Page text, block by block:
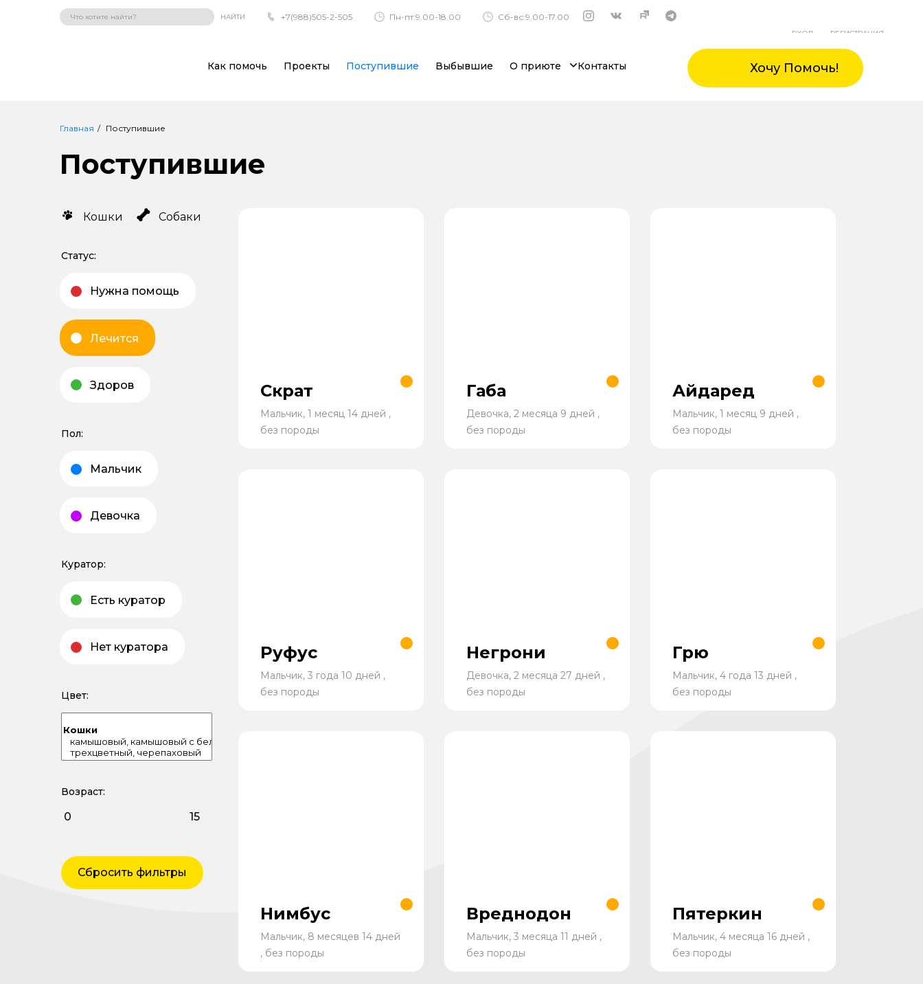
НАЙТИ +7(988)505-2-505 Пн-пт:9.00-18.00 Сб-вс:9.00-17.00
ВХОД РЕГИСТРАЦИЯ
Как помочь Проекты Поступившие Выбывшие О приюте Контакты Хочу Помочь!
Главная Поступившие
Поступившие
Кошки Собаки
Статус:
Нужна помощь
Лечится
Здоров
Пол:
Мальчик
Девочка
Куратор:
Есть куратор
Нет куратора
Цвет:
Возраст:
Сбросить фильтры
Скрат
Мальчик, 1 месяц 14 дней ,
без породы
Габа
Девочка, 2 месяца 9 дней ,
без породы
Айдаред
Мальчик, 1 месяц 9 дней ,
без породы
Руфус
Мальчик, 3 года 10 дней ,
без породы
Негрони
Девочка, 2 месяца 27 дней ,
без породы
Грю
Мальчик, 4 года 13 дней ,
без породы
Нимбус
Мальчик, 8 месяцев 14 дней
, без породы
Вреднодон
Мальчик, 3 месяца 11 дней ,
без породы
Пятеркин
Мальчик, 4 месяца 16 дней ,
без породы